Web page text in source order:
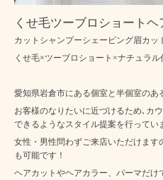
くせ毛ツーブロショートヘ
カットシャンプーシェービング眉カッ
くせ毛×ツーブロショート×ナチュラル
愛知県岩倉市にある個室と半個室のあ
お客様のなりたいに近づけるため､カ
できるようなスタイル提案を行ってい
女性・男性問わずご来店いただけま
も可能です！
ヘアカットやヘアカラー、パーマだ